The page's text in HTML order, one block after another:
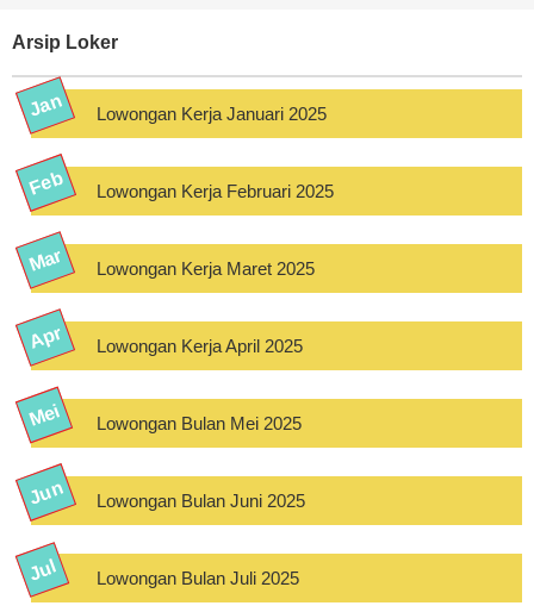
Arsip Loker
Lowongan Kerja Januari 2025
Lowongan Kerja Februari 2025
Lowongan Kerja Maret 2025
Lowongan Kerja April 2025
Lowongan Bulan Mei 2025
Lowongan Bulan Juni 2025
Lowongan Bulan Juli 2025